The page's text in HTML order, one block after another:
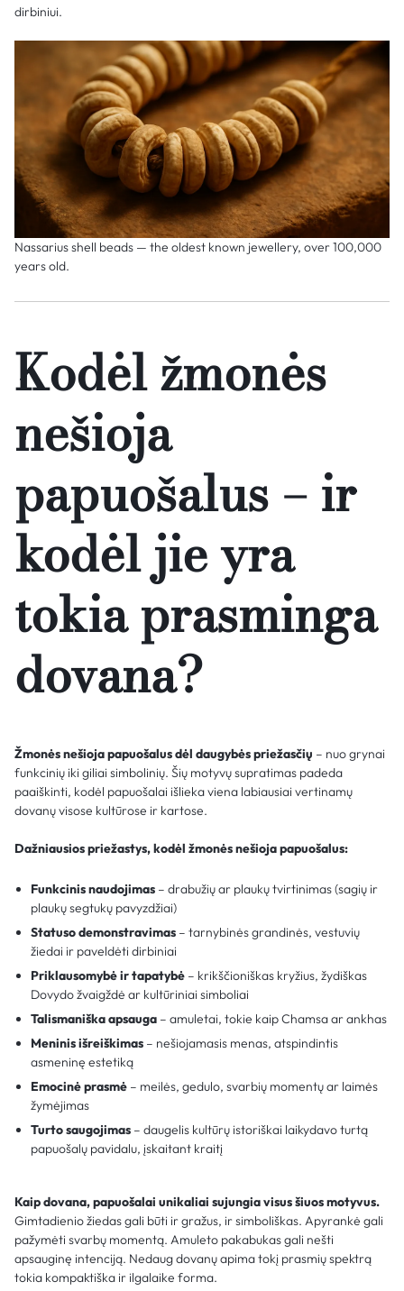
dirbiniui.
Nassarius shell beads — the oldest known jewellery, over 100,000
years old.
Kodėl žmonės
nešioja
papuošalus – ir
kodėl jie yra
tokia prasminga
dovana?
Žmonės nešioja papuošalus dėl daugybės priežasčių – nuo grynai
funkcinių iki giliai simbolinių. Šių motyvų supratimas padeda
paaiškinti, kodėl papuošalai išlieka viena labiausiai vertinamų
dovanų visose kultūrose ir kartose.
Dažniausios priežastys, kodėl žmonės nešioja papuošalus:
Funkcinis naudojimas – drabužių ar plaukų tvirtinimas (sagių ir
plaukų segtukų pavyzdžiai)
Statuso demonstravimas – tarnybinės grandinės, vestuvių
žiedai ir paveldėti dirbiniai
Priklausomybė ir tapatybė – krikščioniškas kryžius, žydiškas
Dovydo žvaigždė ar kultūriniai simboliai
Talismaniška apsauga – amuletai, tokie kaip Chamsa ar ankhas
Meninis išreiškimas – nešiojamasis menas, atspindintis
asmeninę estetiką
Emocinė prasmė – meilės, gedulo, svarbių momentų ar laimės
žymėjimas
Turto saugojimas – daugelis kultūrų istoriškai laikydavo turtą
papuošalų pavidalu, įskaitant kraitį
Kaip dovana, papuošalai unikaliai sujungia visus šiuos motyvus.
Gimtadienio žiedas gali būti ir gražus, ir simboliškas. Apyrankė gali
pažymėti svarbų momentą. Amuleto pakabukas gali nešti
apsauginę intenciją. Nedaug dovanų apima tokį prasmių spektrą
tokia kompaktiška ir ilgalaike forma.